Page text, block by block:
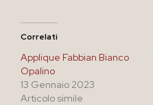
Correlati
Applique Fabbian Bianco
Opalino
13 Gennaio 2023
Articolo simile